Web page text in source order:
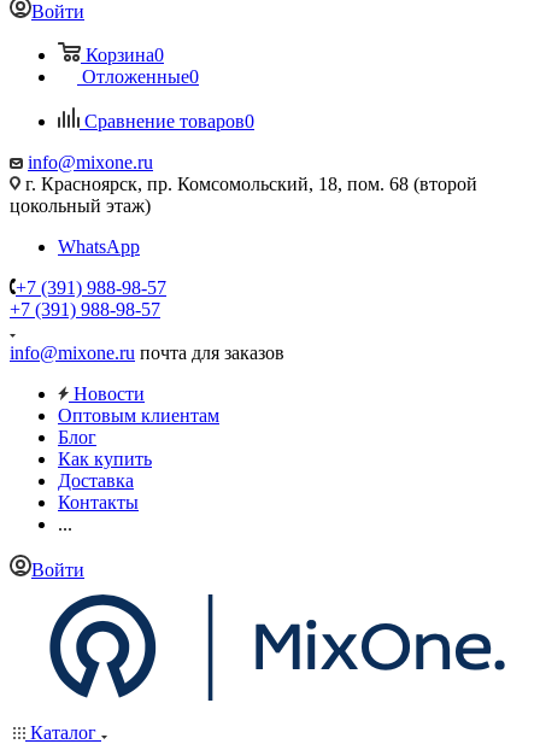
Войти
Корзина0
Отложенные0
Сравнение товаров0
info@mixone.ru
г. Красноярск, пр. Комсомольский, 18, пом. 68 (второй
цокольный этаж)
WhatsApp
+7 (391) 988-98-57
+7 (391) 988-98-57
info@mixone.ru почта для заказов
Новости
Оптовым клиентам
Блог
Как купить
Доставка
Контакты
...
Войти
Каталог